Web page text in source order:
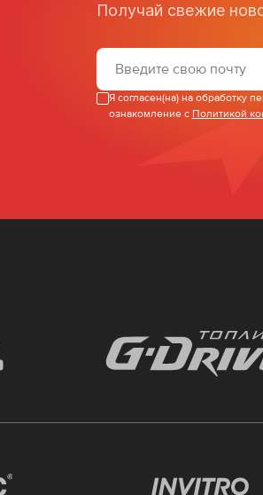
Получай свежие
Я согласен(на) на обработку
ознакомление с Политикой